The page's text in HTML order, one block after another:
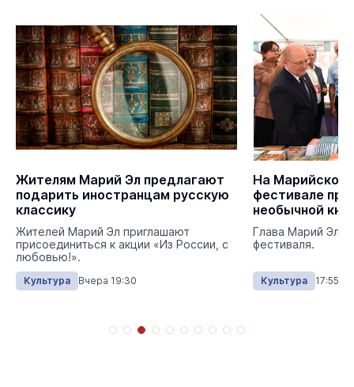
Жителям Марий Эл предлагают
подарить иностранцам русскую
классику
Жителей Марий Эл приглашают
присоединиться к акции «Из России, с
любовью!».
Культура Вчера 19:30
На Марийском
фестивале
необычной
Глава Марий Эл
фестиваля.
Культура 17:55